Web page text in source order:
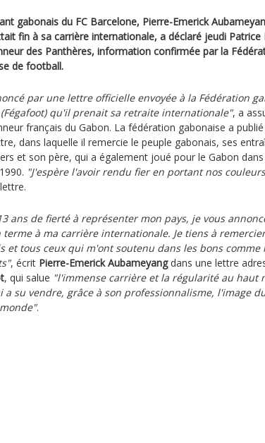
gabonais du FC Barcelone, Pierre-Emerick
fin à sa carrière internationale, a déclaré jeudi Patrice
des Panthères, information confirmée par la
de football.
par une lettre officielle envoyée à la Fédération
qu'il prenait sa retraite internationale", a
français du Gabon. La fédération gabonaise a
dans laquelle il remercie le peuple gabonais, ses
et son père, qui a également joué pour le Gabon
"J'espère l'avoir rendu fier en portant nos
ans de fierté à représenter mon pays, je vous
terme à ma carrière internationale. Je tiens à
et tous ceux qui m'ont soutenu dans les bons comme
, écrit Pierre-Emerick Aubameyangdans une lettre
, qui salue "l'immense carrière et la régularité au haut
a su vendre, grâce à son professionnalisme, l'image
.